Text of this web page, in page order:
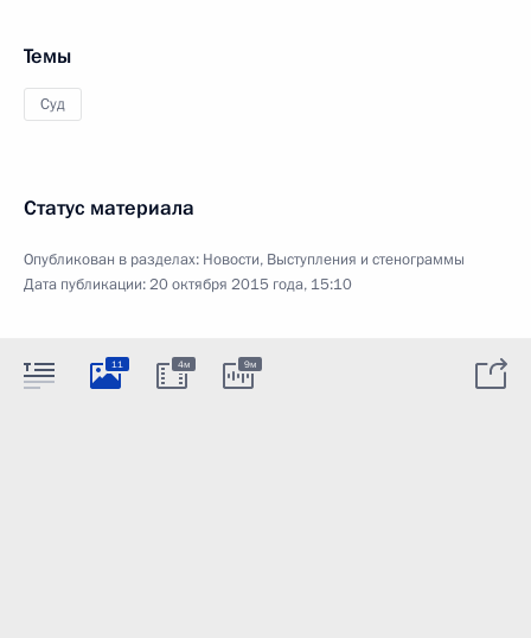
Темы
Суд
Статус материала
Опубликован в разделах: Новости, Выступления и стенограммы
Дата публикации:20 октября 2015 года, 15:10
11 4м 9м